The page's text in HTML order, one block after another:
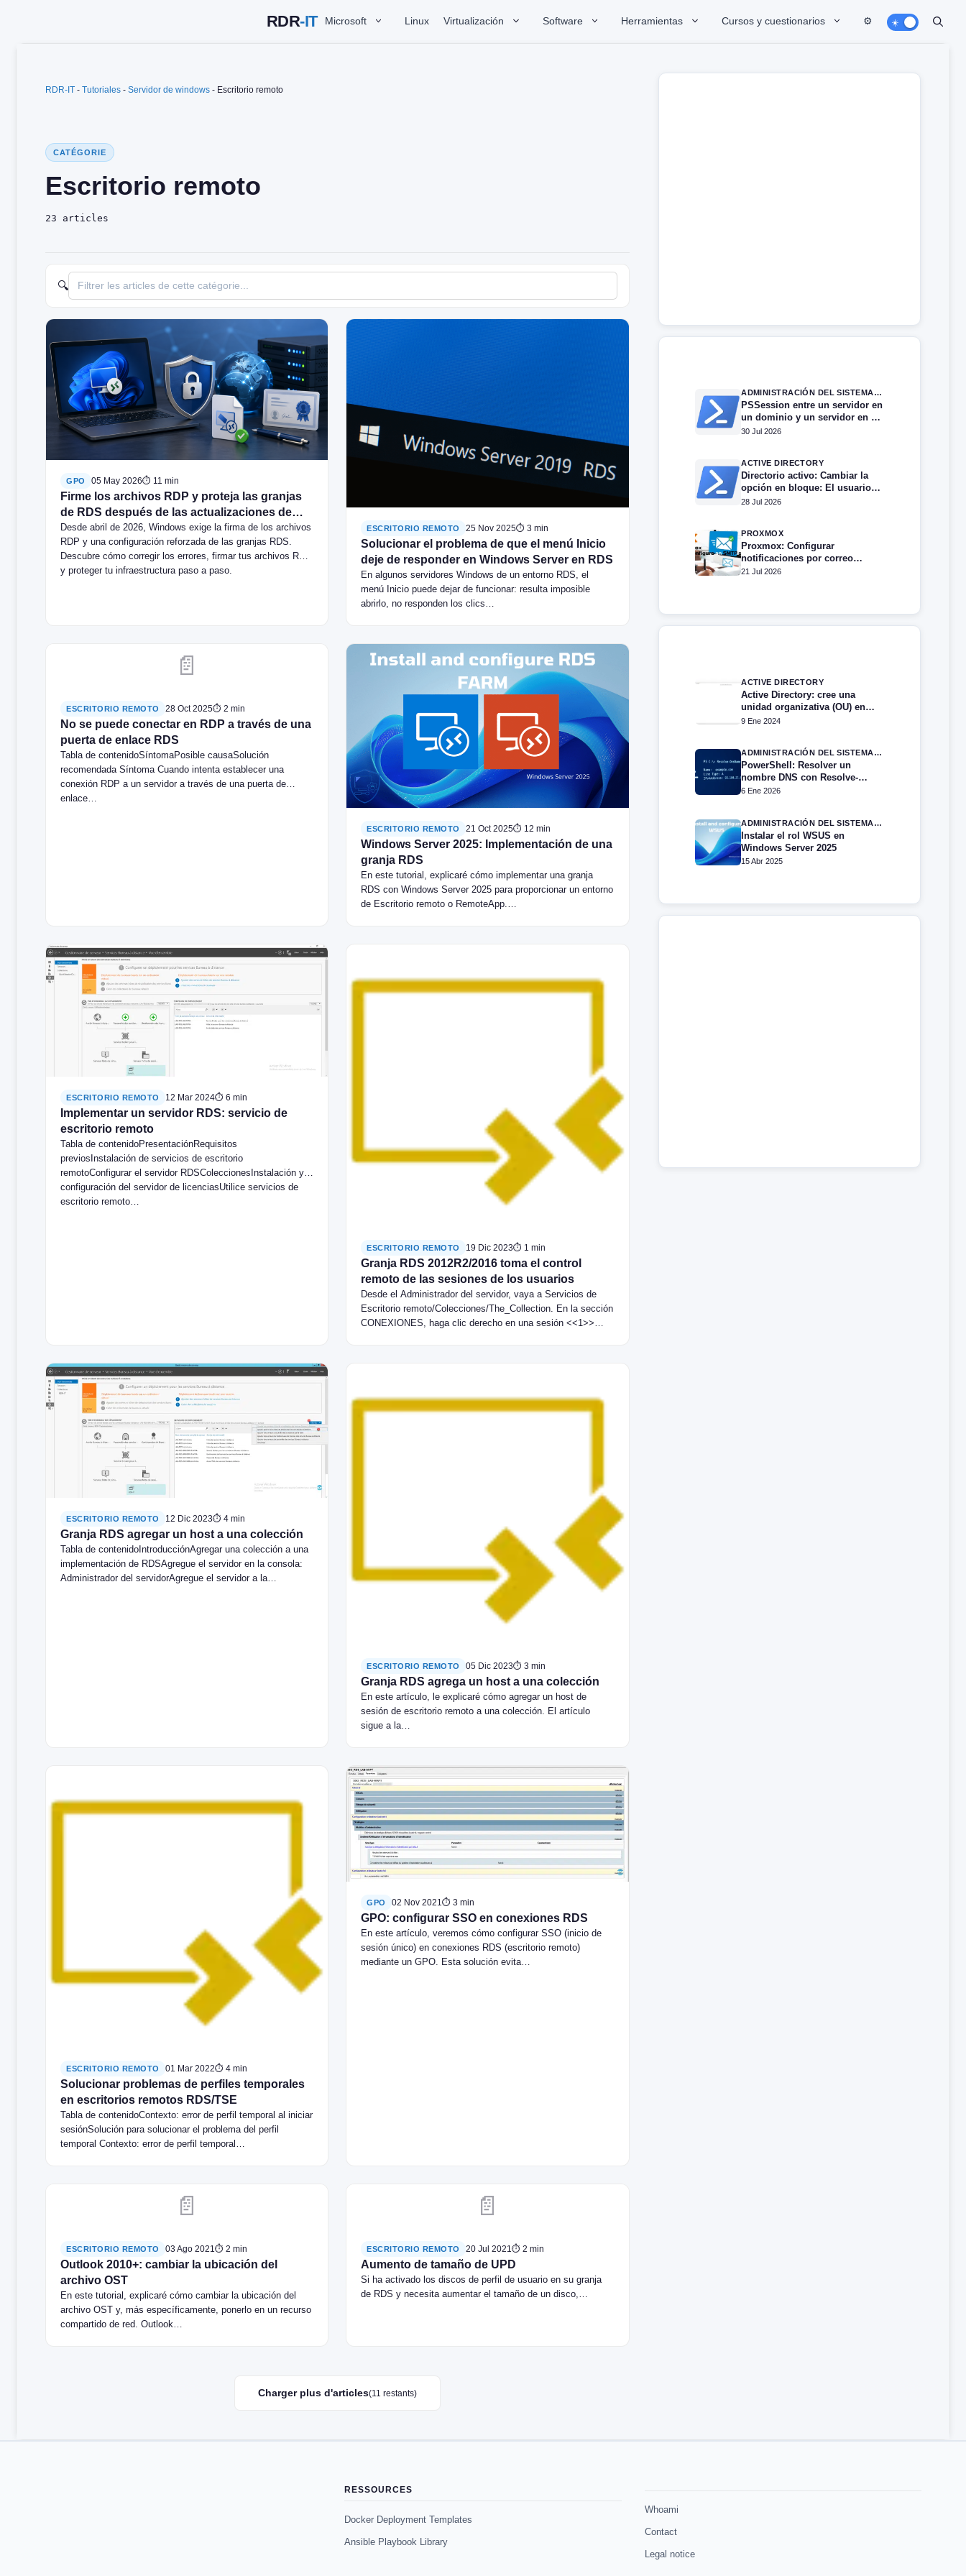
Microsoft Linux Virtualización Software Herramientas Cursos y cuestionarios ⚙️
RDR-IT - Tutoriales - Servidor de windows - Escritorio remoto
CATÉGORIE
Escritorio remoto
23 articles
🔍
GPO 05 May 2026⏱ 11 min
Firme los archivos RDP y proteja las granjas
de RDS después de las actualizaciones de
Windows de abril de 2026.
Desde abril de 2026, Windows exige la firma de los archivos
RDP y una configuración reforzada de las granjas RDS.
Descubre cómo corregir los errores, firmar tus archivos RDP
y proteger tu infraestructura paso a paso.
ESCRITORIO REMOTO 25 Nov 2025⏱ 3 min
Solucionar el problema de que el menú Inicio
deje de responder en Windows Server en RDS
En algunos servidores Windows de un entorno RDS, el
menú Inicio puede dejar de funcionar: resulta imposible
abrirlo, no responden los clics…
📄
ESCRITORIO REMOTO 28 Oct 2025⏱ 2 min
No se puede conectar en RDP a través de una
puerta de enlace RDS
Tabla de contenidoSíntomaPosible causaSolución
recomendada Síntoma Cuando intenta establecer una
conexión RDP a un servidor a través de una puerta de
enlace…
ESCRITORIO REMOTO 21 Oct 2025⏱ 12 min
Windows Server 2025: Implementación de una
granja RDS
En este tutorial, explicaré cómo implementar una granja
RDS con Windows Server 2025 para proporcionar un entorno
de Escritorio remoto o RemoteApp.…
ESCRITORIO REMOTO 12 Mar 2024⏱ 6 min
Implementar un servidor RDS: servicio de
escritorio remoto
Tabla de contenidoPresentaciónRequisitos
previosInstalación de servicios de escritorio
remotoConfigurar el servidor RDSColeccionesInstalación y
configuración del servidor de licenciasUtilice servicios de
escritorio remoto…
ESCRITORIO REMOTO 19 Dic 2023⏱ 1 min
Granja RDS 2012R2/2016 toma el control
remoto de las sesiones de los usuarios
Desde el Administrador del servidor, vaya a Servicios de
Escritorio remoto/Colecciones/The_Collection. En la sección
CONEXIONES, haga clic derecho en una sesión <<1>>…
ESCRITORIO REMOTO 12 Dic 2023⏱ 4 min
Granja RDS agregar un host a una colección
Tabla de contenidoIntroducciónAgregar una colección a una
implementación de RDSAgregue el servidor en la consola:
Administrador del servidorAgregue el servidor a la…
ESCRITORIO REMOTO 05 Dic 2023⏱ 3 min
Granja RDS agrega un host a una colección
En este artículo, le explicaré cómo agregar un host de
sesión de escritorio remoto a una colección. El artículo
sigue a la…
ESCRITORIO REMOTO 01 Mar 2022⏱ 4 min
Solucionar problemas de perfiles temporales
en escritorios remotos RDS/TSE
Tabla de contenidoContexto: error de perfil temporal al iniciar
sesiónSolución para solucionar el problema del perfil
temporal Contexto: error de perfil temporal…
GPO 02 Nov 2021⏱ 3 min
GPO: configurar SSO en conexiones RDS
En este artículo, veremos cómo configurar SSO (inicio de
sesión único) en conexiones RDS (escritorio remoto)
mediante un GPO. Esta solución evita…
📄
ESCRITORIO REMOTO 03 Ago 2021⏱ 2 min
Outlook 2010+: cambiar la ubicación del
archivo OST
En este tutorial, explicaré cómo cambiar la ubicación del
archivo OST y, más específicamente, ponerlo en un recurso
compartido de red. Outlook…
📄
ESCRITORIO REMOTO 20 Jul 2021⏱ 2 min
Aumento de tamaño de UPD
Si ha activado los discos de perfil de usuario en su granja
de RDS y necesita aumentar el tamaño de un disco,…
Charger plus d'articles(11 restants)
ADMINISTRACIÓN DEL SISTEMA EN WINDOWS SERVER
PSSession entre un servidor en
un dominio y un servidor en un
grupo de trabajo.
30 Jul 2026
ACTIVE DIRECTORY
Directorio activo: Cambiar la
opción en bloque: El usuario
no puede cambiar la
28 Jul 2026
PROXMOX
Proxmox: Configurar
notificaciones por correo
electrónico
21 Jul 2026
ACTIVE DIRECTORY
Active Directory: cree una
unidad organizativa (OU) en
PowerShell
9 Ene 2024
ADMINISTRACIÓN DEL SISTEMA EN WINDOWS SERVER
PowerShell: Resolver un
nombre DNS con Resolve-
DnsName
6 Ene 2026
ADMINISTRACIÓN DEL SISTEMA EN WINDOWS SERVER
Instalar el rol WSUS en
Windows Server 2025
15 Abr 2025
RESSOURCES
Docker Deployment Templates
Ansible Playbook Library
Whoami
Contact
Legal notice